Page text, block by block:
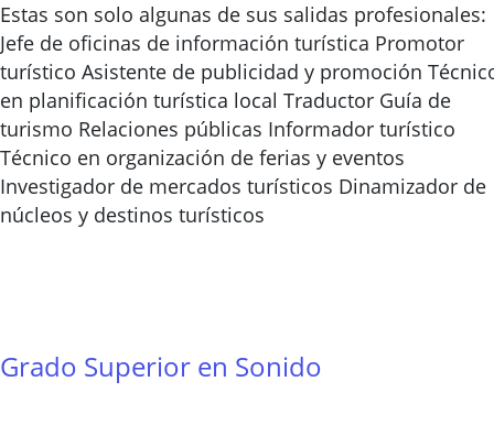
Estas son solo algunas de sus salidas profesionales:
Jefe de oficinas de información turística Promotor
turístico Asistente de publicidad y promoción
en planificación turística local Traductor Guía de
turismo Relaciones públicas Informador turístico
Técnico en organización de ferias y eventos
Investigador de mercados turísticos Dinamizador de
núcleos y destinos turísticos
Grado Superior en Sonido